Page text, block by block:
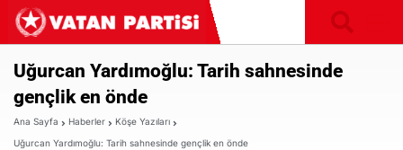
Uğurcan Yardımoğlu: Tarih sahnesinde
gençlik en önde
Ana Sayfa Haberler
Köşe Yazıları
Uğurcan Yardımoğlu: Tarih sahnesinde gençlik en önde